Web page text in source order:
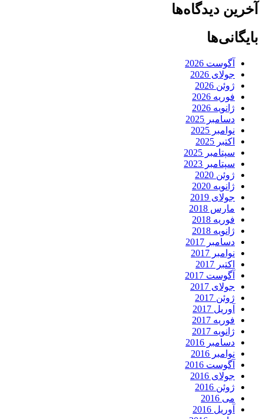
آخرین دیدگاه‌ها
بایگانی‌ها
آگوست 2026
جولای 2026
ژوئن 2026
فوریه 2026
ژانویه 2026
دسامبر 2025
نوامبر 2025
اکتبر 2025
سپتامبر 2025
سپتامبر 2023
ژوئن 2020
ژانویه 2020
جولای 2019
مارس 2018
فوریه 2018
ژانویه 2018
دسامبر 2017
نوامبر 2017
اکتبر 2017
آگوست 2017
جولای 2017
ژوئن 2017
آوریل 2017
فوریه 2017
ژانویه 2017
دسامبر 2016
نوامبر 2016
آگوست 2016
جولای 2016
ژوئن 2016
می 2016
آوریل 2016